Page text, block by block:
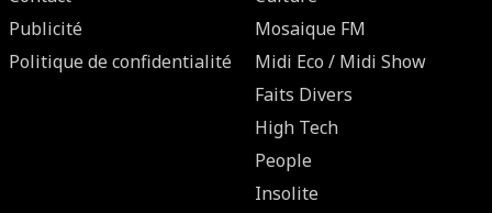
Publicité
Politique de confidentialité
Mosaique FM
Midi Eco / Midi Show
Faits Divers
High Tech
People
Insolite